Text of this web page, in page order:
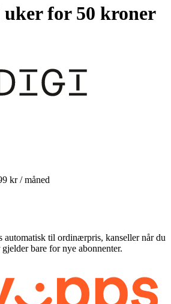
uker for 50 kroner
kr / måned
automatisk til ordinærpris, kanseller når du
bare for nye abonnenter.